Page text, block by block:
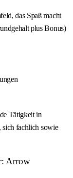
das Spaß macht
plus Bonus)
Tätigkeit in
fachlich sowie
Arrow